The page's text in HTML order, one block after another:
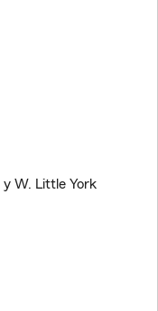
y W. Little York